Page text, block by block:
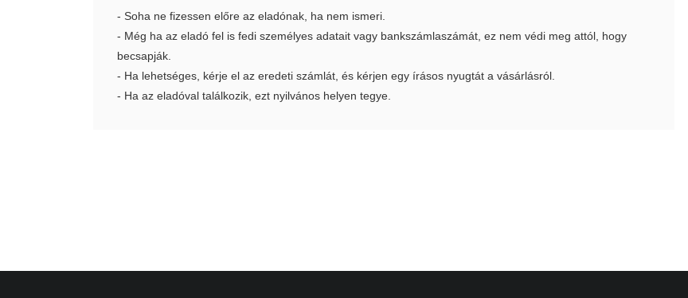
- Soha ne fizessen előre az eladónak, ha nem ismeri.
- Még ha az eladó fel is fedi személyes adatait vagy bankszámlaszámát, ez nem védi meg attól, hogy
becsapják.
- Ha lehetséges, kérje el az eredeti számlát, és kérjen egy írásos nyugtát a vásárlásról.
- Ha az eladóval találkozik, ezt nyilvános helyen tegye.